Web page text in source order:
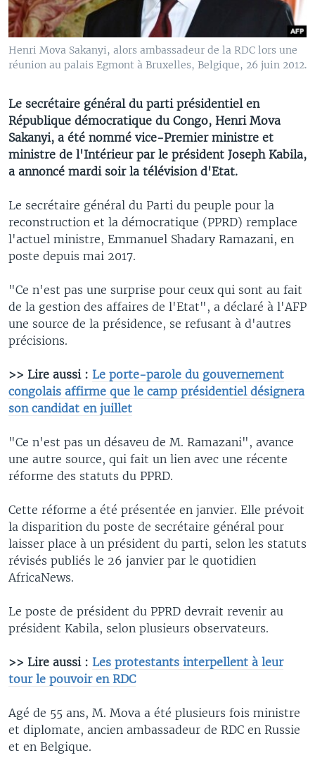
Henri Mova Sakanyi, alors ambassadeur de la RDC lors une
réunion au palais Egmont à Bruxelles, Belgique, 26 juin 2012.
Le secrétaire général du parti présidentiel en
République démocratique du Congo, Henri Mova
Sakanyi, a été nommé vice-Premier ministre et
ministre de l'Intérieur par le président Joseph Kabila,
a annoncé mardi soir la télévision d'Etat.
Le secrétaire général du Parti du peuple pour la
reconstruction et la démocratique (PPRD) remplace
l'actuel ministre, Emmanuel Shadary Ramazani, en
poste depuis mai 2017.
"Ce n'est pas une surprise pour ceux qui sont au fait
de la gestion des affaires de l'Etat", a déclaré à l'AFP
une source de la présidence, se refusant à d'autres
précisions.
>> Lire aussi : Le porte-parole du gouvernement
congolais affirme que le camp présidentiel désignera
son candidat en juillet
"Ce n'est pas un désaveu de M. Ramazani", avance
une autre source, qui fait un lien avec une récente
réforme des statuts du PPRD.
Cette réforme a été présentée en janvier. Elle prévoit
la disparition du poste de secrétaire général pour
laisser place à un président du parti, selon les statuts
révisés publiés le 26 janvier par le quotidien
AfricaNews.
Le poste de président du PPRD devrait revenir au
président Kabila, selon plusieurs observateurs.
>> Lire aussi : Les protestants interpellent à leur
tour le pouvoir en RDC
Agé de 55 ans, M. Mova a été plusieurs fois ministre
et diplomate, ancien ambassadeur de RDC en Russie
et en Belgique.